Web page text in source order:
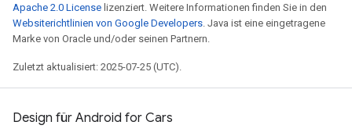
Apache 2.0 License lizenziert. Weitere Informationen finden Sie in den
Websiterichtlinien von Google Developers . Java ist eine eingetragene
Marke von Oracle und/oder seinen Partnern.
Zuletzt aktualisiert: 2025-07-25 (UTC).
Design für Android for Cars